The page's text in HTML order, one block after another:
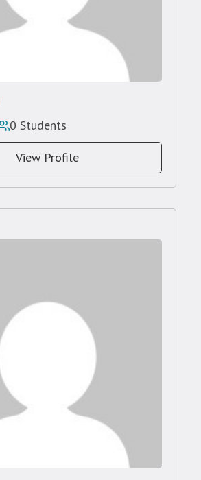
0 Students
View Profile